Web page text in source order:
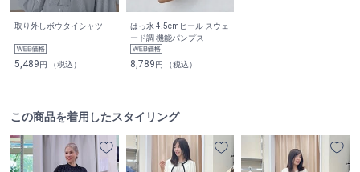
取り外しボウタイシャツ
5,489円 （税込）
はっ水 4.5cmヒール スウェ
ード調 機能パンプス
8,789円 （税込）
この商品を着用したスタイリング